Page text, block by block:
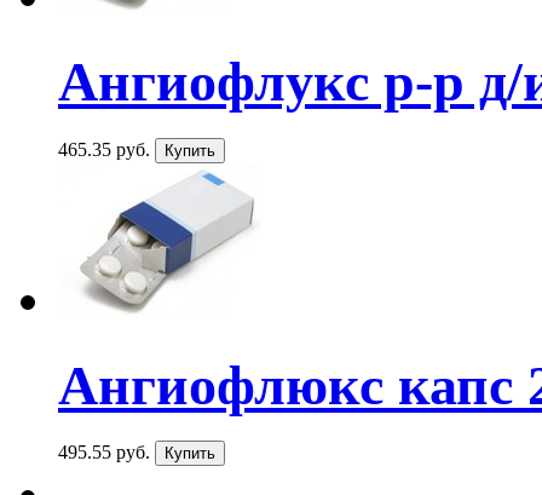
Ангиофлукс р-р
465.35 руб.
Ангиофлюкс
495.55 руб.